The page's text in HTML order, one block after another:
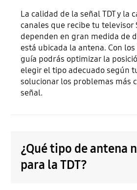
La calidad de la señal TDT y la
canales que recibe tu televisor
dependen en gran medida de
está ubicada la antena. Con
guía podrás optimizar la
elegir el tipo adecuado según
solucionar los problemas más
señal.
¿Qué tipo de antena
para la TDT?